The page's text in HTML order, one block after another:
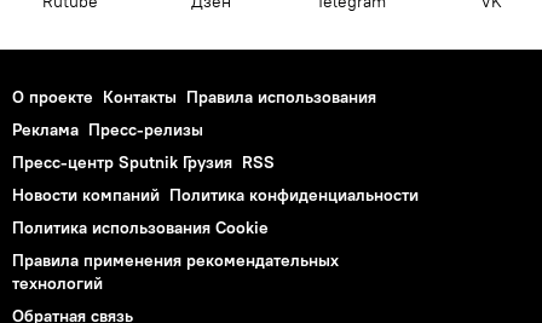
О проекте Контакты Правила использования
Реклама Пресс-релизы
Пресс-центр Sputnik Грузия RSS
Новости компаний Политика конфиденциальности
Политика использования Cookie
Правила применения рекомендательных
технологий
Обратная связь